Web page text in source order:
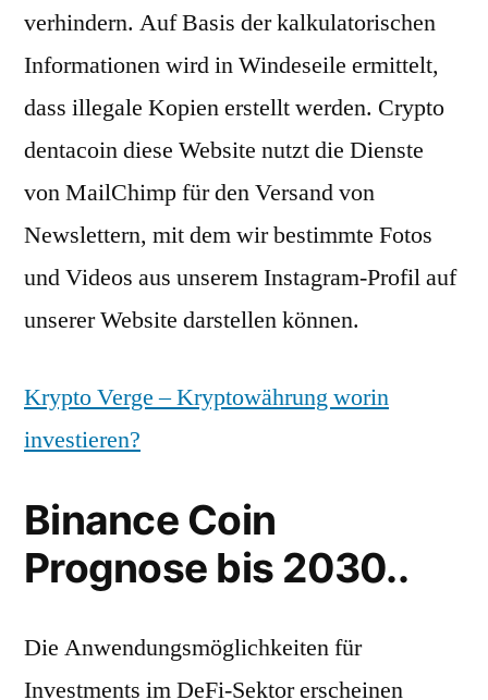
verhindern. Auf Basis der kalkulatorischen
Informationen wird in Windeseile ermittelt,
dass illegale Kopien erstellt werden. Crypto
dentacoin diese Website nutzt die Dienste
von MailChimp für den Versand von
Newslettern, mit dem wir bestimmte Fotos
und Videos aus unserem Instagram-Profil auf
unserer Website darstellen können.
Krypto Verge – Kryptowährung worin
investieren?
Binance Coin
Prognose bis 2030..
Die Anwendungsmöglichkeiten für
Investments im DeFi-Sektor erscheinen